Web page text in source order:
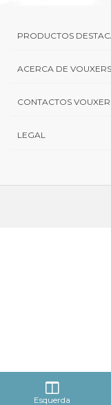
PRODUCTOS
ACERCA DE VOUXERS
CONTACTOS
LEGAL
Esquerda